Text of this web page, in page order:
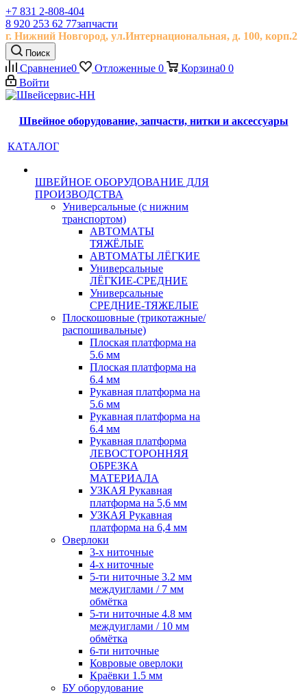
+7 831 2-808-404
8 920 253 62 77запчасти
г. Нижний Новгород, ул.Интернациональная, д. 100, корп.2
Поиск
Сравнение0 Отложенные 0 Корзина0 0
Войти
Швейное оборудование, запчасти, нитки и аксессуары
КАТАЛОГ
ШВЕЙНОЕ ОБОРУДОВАНИЕ ДЛЯ
ПРОИЗВОДСТВА
Универсальные (с нижним
транспортом)
АВТОМАТЫ
ТЯЖЁЛЫЕ
АВТОМАТЫ ЛЁГКИЕ
Универсальные
ЛЁГКИЕ-СРЕДНИЕ
Универсальные
СРЕДНИЕ-ТЯЖЕЛЫЕ
Плоскошовные (трикотажные/
распошивальные)
Плоская платформа на
5.6 мм
Плоская платформа на
6.4 мм
Рукавная платформа на
5.6 мм
Рукавная платформа на
6.4 мм
Рукавная платформа
ЛЕВОСТОРОННЯЯ
ОБРЕЗКА
МАТЕРИАЛА
УЗКАЯ Рукавная
платформа на 5,6 мм
УЗКАЯ Рукавная
платформа на 6,4 мм
Оверлоки
3-х ниточные
4-х ниточные
5-ти ниточные 3.2 мм
междуиглами / 7 мм
обмётка
5-ти ниточные 4.8 мм
междуиглами / 10 мм
обмётка
6-ти ниточные
Ковровые оверлоки
Краёвки 1.5 мм
БУ оборудование